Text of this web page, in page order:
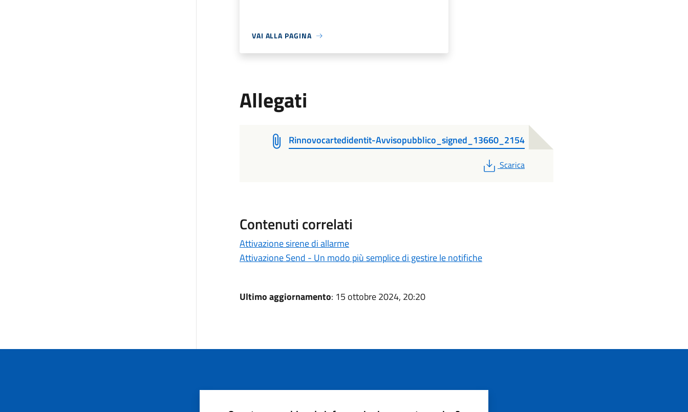
VAI ALLA PAGINA
Allegati
Rinnovocartedidentit-Avvisopubblico_signed_13660_2154
PDF
Scarica
Contenuti correlati
Attivazione sirene di allarme
Attivazione Send - Un modo più semplice di gestire le notifiche
Ultimo aggiornamento: 15 ottobre 2024, 20:20